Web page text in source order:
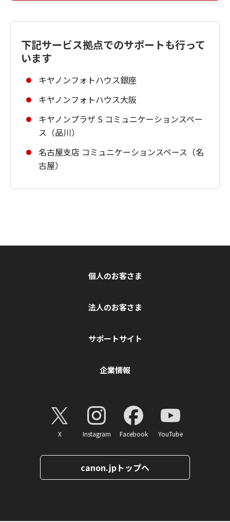
下記サービス拠点でのサポートも行って
います
キヤノンフォトハウス銀座
キヤノンフォトハウス大阪
キヤノンプラザ S コミュニケーションスペー
ス（品川）
名古屋支店 コミュニケーションスペース（名
古屋）
個人のお客さま
法人のお客さま
サポートサイト
企業情報
X Instagram Facebook YouTube
canon.jpトップへ